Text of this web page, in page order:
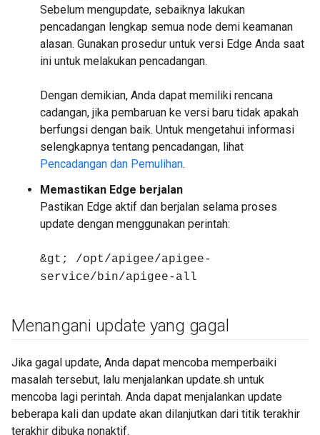
Sebelum mengupdate, sebaiknya lakukan
pencadangan lengkap semua node demi keamanan
alasan. Gunakan prosedur untuk versi Edge Anda saat
ini untuk melakukan pencadangan.
Dengan demikian, Anda dapat memiliki rencana
cadangan, jika pembaruan ke versi baru tidak apakah
berfungsi dengan baik. Untuk mengetahui informasi
selengkapnya tentang pencadangan, lihat
Pencadangan dan Pemulihan.
Memastikan Edge berjalan
Pastikan Edge aktif dan berjalan selama proses
update dengan menggunakan perintah:
&gt; /opt/apigee/apigee-
service/bin/apigee-all
Menangani update yang gagal
Jika gagal update, Anda dapat mencoba memperbaiki
masalah tersebut, lalu menjalankan update.sh untuk
mencoba lagi perintah. Anda dapat menjalankan update
beberapa kali dan update akan dilanjutkan dari titik terakhir
terakhir dibuka nonaktif.